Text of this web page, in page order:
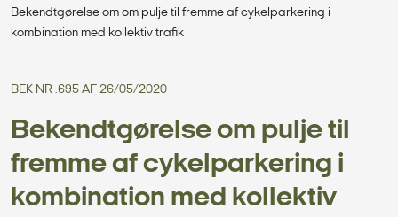
Bekendtgørelse om om pulje til fremme af cykelparkering i
kombination med kollektiv trafik
BEK NR .695 AF 26/05/2020
Bekendtgørelse om pulje til
fremme af cykelparkering i
kombination med kollektiv